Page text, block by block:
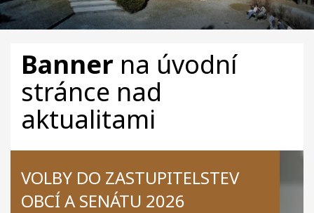
Banner na úvodní
stránce nad
aktualitami
VOLBY DO ZASTUPITELSTEV
OBCÍ A SENÁTU 2026